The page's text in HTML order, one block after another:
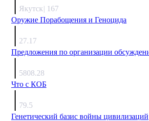
Якутск| 167
Оружие Порабощения и Геноцида
27.17
Предложения по организации
5808.28
Что с КОБ
79.5
Генетический базис войны цивилизаций